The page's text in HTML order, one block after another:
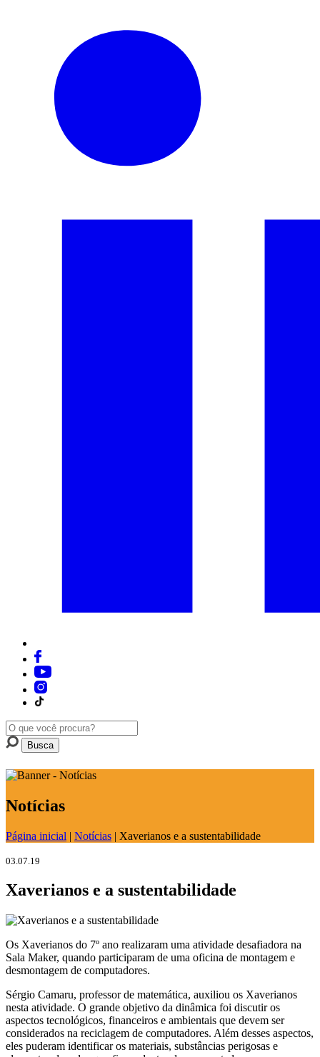
Notícias
Página inicial | Notícias | Xaverianos e a sustentabilidade
03.07.19
Xaverianos e a sustentabilidade
Os Xaverianos do 7º ano realizaram uma atividade desafiadora na
Sala Maker, quando participaram de uma oficina de montagem e
desmontagem de computadores.
Sérgio Camaru, professor de matemática, auxiliou os Xaverianos
nesta atividade. O grande objetivo da dinâmica foi discutir os
aspectos tecnológicos, financeiros e ambientais que devem ser
considerados na reciclagem de computadores. Além desses aspectos,
eles puderam identificar os materiais, substâncias perigosas e